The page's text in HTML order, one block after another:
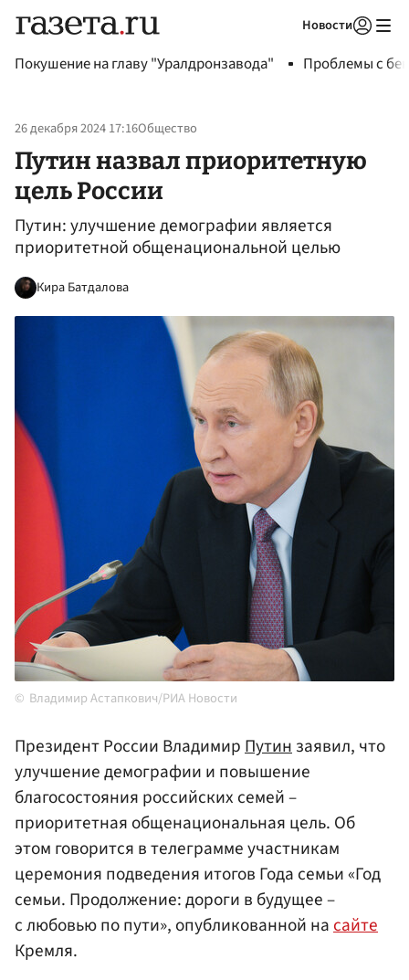
Новости
Покушение на главу "Уралдронзавода" Проблемы с
26 декабря 2024 17:16Общество
Путин назвал приоритетную
цель России
Путин: улучшение демографии является
приоритетной общенациональной целью
Кира Батдалова
Владимир Астапкович/РИА Новости
Президент России ВладимирПутинзаявил, что
улучшение демографии и повышение
благосостояния российских семей –
приоритетная общенациональная цель. Об
этом говорится в телеграмме участникам
церемония подведения итогов Года семьи «Год
семьи. Продолжение: дороги в будущее –
с любовью по пути», опубликованной насайте
Кремля.